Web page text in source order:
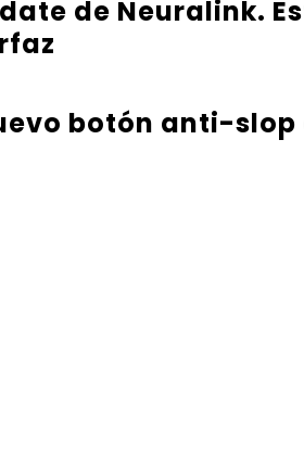
de Neuralink.
botón anti-